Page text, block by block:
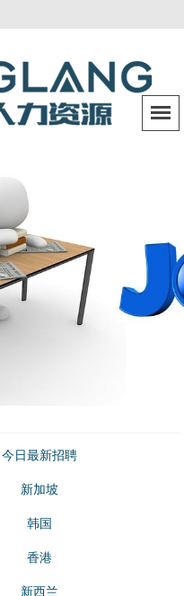
今日最新招聘
新加坡
韩国
香港
新西兰